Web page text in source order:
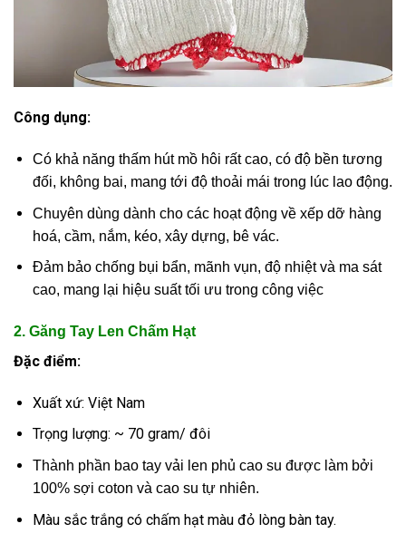
Công dụng:
Có khả năng thấm hút mồ hôi rất cao, có độ bền tương
đối, không bai, mang tới độ thoải mái trong lúc lao động.
Chuyên dùng dành cho các hoạt động về xếp dỡ hàng
hoá, cầm, nắm, kéo, xây dựng, bê vác.
Đảm bảo chống bụi bẩn, mãnh vụn, độ nhiệt và ma sát
cao, mang lại hiệu suất tối ưu trong công việc
2. Găng Tay Len Chấm Hạt
Đặc điểm:
Xuất xứ: Việt Nam
Trọng lượng: ~ 70 gram/ đôi
Thành phần bao tay vải len phủ cao su được làm bởi
100% sợi coton và cao su tự nhiên.
Màu sắc trắng có chấm hạt màu đỏ lòng bàn tay.